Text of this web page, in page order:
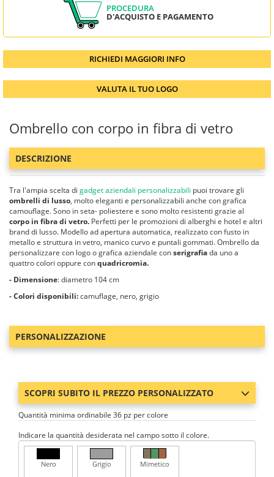
PROCEDURA
D'ACQUISTO E PAGAMENTO
RICHIEDI MAGGIORI INFO
VALUTA IL TUO LOGO
Ombrello con corpo in fibra di vetro
DESCRIZIONE
Tra l'ampia scelta di gadget aziendali personalizzabili puoi trovare gli
ombrelli di lusso, molto eleganti e personalizzabili anche con grafica
camouflage. Sono in seta- poliestere e sono molto resistenti grazie al
corpo in fibra di vetro. Perfetti per le promozioni di alberghi e hotel e altri
brand di lusso. Modello ad apertura automatica, realizzato con fusto in
metallo e struttura in vetro, manico curvo e puntali gommati. Ombrello da
personalizzare con logo o grafica aziendale conserigrafiada uno a
quattro colori oppure conquadricromia.
- Dimensione: diametro 104 cm
- Colori disponibili:camuflage, nero, grigio
PERSONALIZZAZIONE
SCOPRI SUBITO IL PREZZO PERSONALIZZATO
Quantità minima ordinabile 36 pz per colore
Indicare la quantità desiderata nel campo sotto il colore.
Nero Grigio Mimetico